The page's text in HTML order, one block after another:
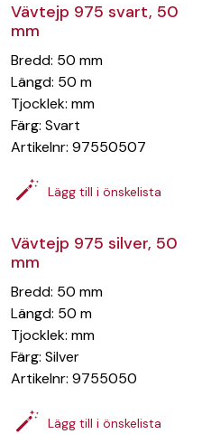
Vävtejp 975 svart, 50
mm
Bredd: 50 mm
Längd: 50 m
Tjocklek:mm
Färg:Svart
Artikelnr:97550507
Lägg till i önskelista
Vävtejp 975 silver, 50
mm
Bredd: 50 mm
Längd: 50 m
Tjocklek:mm
Färg:Silver
Artikelnr:9755050
Lägg till i önskelista